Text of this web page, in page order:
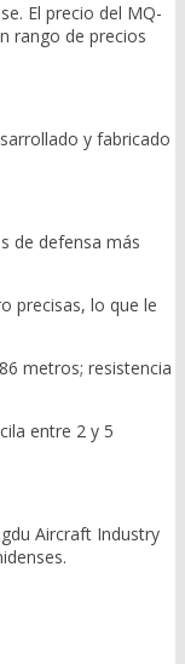
El precio del MQ-
rango de precios
y fabricado
de defensa más
precisas, lo que le
metros; resistencia
entre 2 y 5
Aircraft Industry